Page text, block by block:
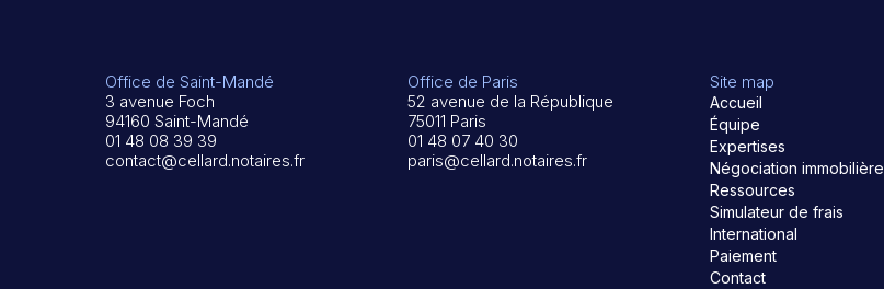
Office de Saint-Mandé
3 avenue Foch
94160 Saint-Mandé
01 48 08 39 39
contact@cellard.notaires.fr
Office de Paris
52 avenue de la République
75011 Paris
01 48 07 40 30
paris@cellard.notaires.fr
Site map
Accueil
Équipe
Expertises
Négociation immobilière
Ressources
Simulateur de frais
International
Paiement
Contact